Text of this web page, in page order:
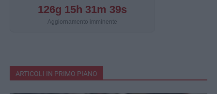
126g 15h 31m 38s
Aggiornamento imminente
ARTICOLI IN PRIMO PIANO